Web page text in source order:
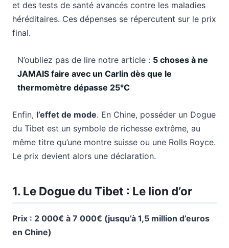
et des tests de santé avancés contre les maladies
héréditaires. Ces dépenses se répercutent sur le prix
final.
N’oubliez pas de lire notre article : 5 choses à ne
JAMAIS faire avec un Carlin dès que le
thermomètre dépasse 25°C
Enfin, l’effet de mode. En Chine, posséder un Dogue
du Tibet est un symbole de richesse extrême, au
même titre qu’une montre suisse ou une Rolls Royce.
Le prix devient alors une déclaration.
1. Le Dogue du Tibet : Le lion d’or
Prix : 2 000€ à 7 000€ (jusqu’à 1,5 million d’euros
en Chine)